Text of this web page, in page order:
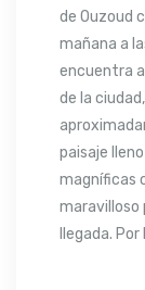
de Ouzoud
mañana a
encuentra
de la
paisaje
magníficas
maravilloso
llegada.